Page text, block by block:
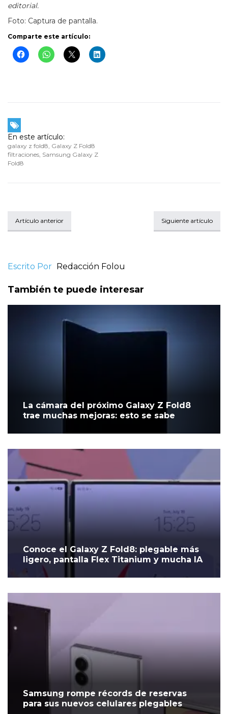
editorial.
Foto: Captura de pantalla.
Comparte este artículo:
En este artículo:
galaxy z fold8, Galaxy Z Fold8
filtraciones, Samsung Galaxy Z
Fold8
Artículo anterior Siguiente artículo
Escrito Por Redacción Folou
También te puede interesar
La cámara del próximo Galaxy Z Fold8
trae muchas mejoras: esto se sabe
Conoce el Galaxy Z Fold8: plegable más
ligero, pantalla Flex Titanium y mucha IA
Samsung rompe récords de reservas
para sus nuevos celulares plegables